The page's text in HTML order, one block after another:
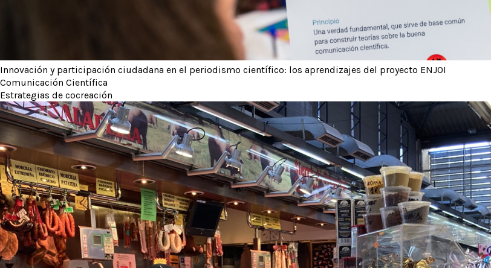
Innovación y participación ciudadana en el periodismo científico: los aprendizajes del proyecto ENJOI
Comunicación Científica
Estrategias de cocreación